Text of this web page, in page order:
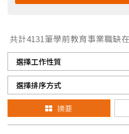
共計4131筆學前教育事業職缺
摘要